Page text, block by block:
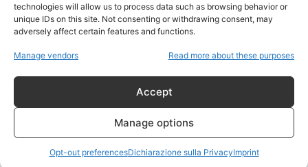
technologies will allow us to process data such as browsing behavior or
unique IDs on this site. Not consenting or withdrawing consent, may
adversely affect certain features and functions.
Manage vendors Read more about these purposes
Accept
Manage options
Opt-out preferencesDichiarazione sulla PrivacyImprint
I cani da riporto della
controinformazione italiana:
quando la propaganda
democratica...
CHECKMATE? THE DAY VICTORIA
NULAND ADMITTED THE
EXISTENCE OF BIOLABS IN...
12 Giugno 2026